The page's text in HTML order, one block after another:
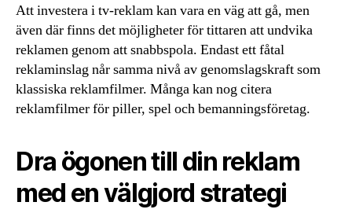
Att investera i tv-reklam kan vara en väg att gå, men
även där finns det möjligheter för tittaren att undvika
reklamen genom att snabbspola. Endast ett fåtal
reklaminslag når samma nivå av genomslagskraft som
klassiska reklamfilmer. Många kan nog citera
reklamfilmer för piller, spel och bemanningsföretag.
Dra ögonen till din reklam
med en välgjord strategi